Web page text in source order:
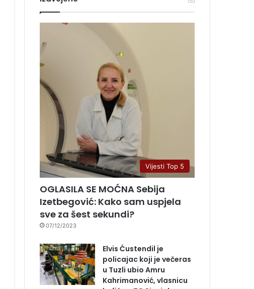
Vijesti Top 5
OGLASILA SE MOĆNA Sebija
Izetbegović: Kako sam uspjela
sve za šest sekundi?
07/12/2023
Elvis Ćustendil je
policajac koji je večeras
u Tuzli ubio Amru
Kahrimanović, vlasnicu